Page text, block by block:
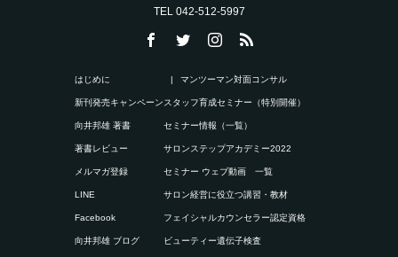
TEL 042-512-5997
はじめに
新刊発売キャンペーン
向井邦雄 著書
著書レビュー
メルマガ登録
LINE
Facebook
向井邦雄 ブログ
マンツーマン対面コンサル
スタッフ育成セミナー（特別開催）
セミナー情報（一覧）
サロンステップアカデミー2022
セミナー ウェブ動画 一覧
サロン経営に役立つ講習・教材
フェイシャルカウンセラー認定資格
ビューティー遺伝子検査